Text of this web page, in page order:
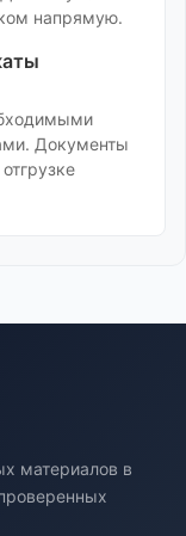
напрямую.
Документы
материалов в